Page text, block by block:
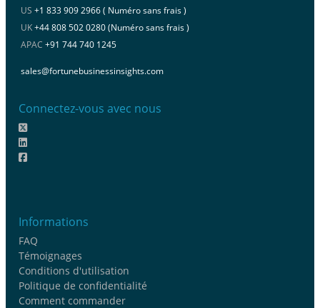
US +1 833 909 2966 ( Numéro sans frais )
UK+44 808 502 0280 (Numéro sans frais )
APAC +91 744 740 1245
sales@fortunebusinessinsights.com
Connectez-vous avec nous
Informations
FAQ
Témoignages
Conditions d'utilisation
Politique de confidentialité
Comment commander